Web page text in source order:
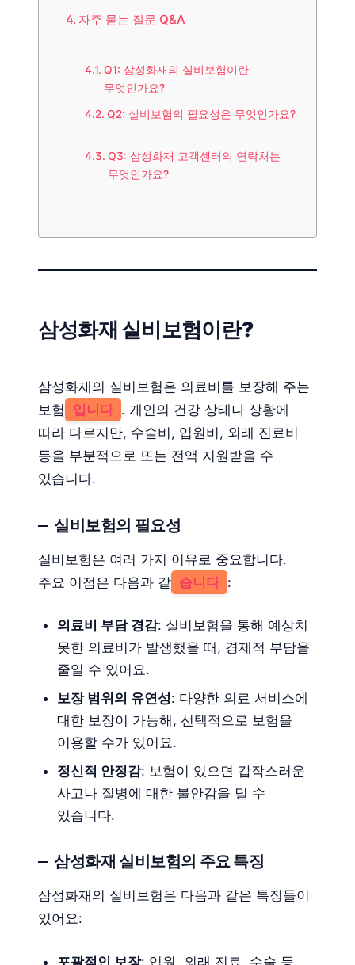
자주 묻는 질문 Q&A
Q1: 삼성화재의 실비보험이란
무엇인가요?
Q2: 실비보험의 필요성은 무엇인가요?
Q3: 삼성화재 고객센터의 연락처는
무엇인가요?
삼성화재 실비보험이란?
삼성화재의 실비보험은 의료비를 보장해 주는
보험
입니다 . 개인의 건강 상태나 상황에
따라 다르지만, 수술비, 입원비, 외래 진료비
등을 부분적으로 또는 전액 지원받을 수
있습니다.
실비보험의 필요성
실비보험은 여러 가지 이유로 중요합니다.
주요 이점은 다음과 같 습니다 :
의료비 부담 경감: 실비보험을 통해 예상치
못한 의료비가 발생했을 때, 경제적 부담을
줄일 수 있어요.
보장 범위의 유연성: 다양한 의료 서비스에
대한 보장이 가능해, 선택적으로 보험을
이용할 수가 있어요.
정신적 안정감: 보험이 있으면 갑작스러운
사고나 질병에 대한 불안감을 덜 수
있습니다.
삼성화재 실비보험의 주요 특징
삼성화재의 실비보험은 다음과 같은 특징들이
있어요:
포괄적인 보장: 입원, 외래 진료, 수술 등